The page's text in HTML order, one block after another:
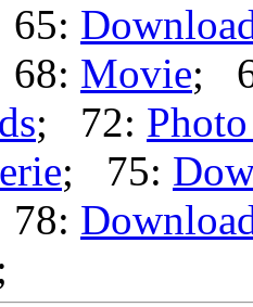
Movie;
; 72:
; 75: